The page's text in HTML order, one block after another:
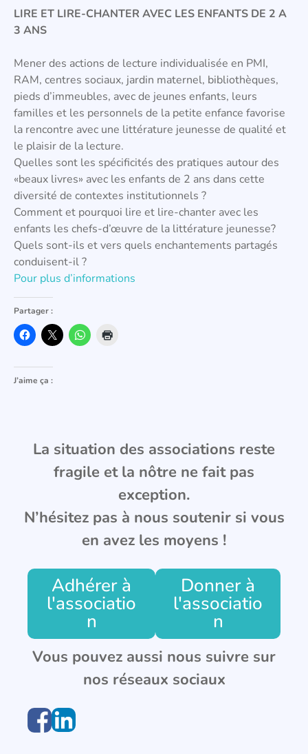
LIRE ET LIRE-CHANTER AVEC LES ENFANTS DE 2 A
3 ANS
Mener des actions de lecture individualisée en PMI,
RAM, centres sociaux, jardin maternel, bibliothèques,
pieds d’immeubles, avec de jeunes enfants, leurs
familles et les personnels de la petite enfance favorise
la rencontre avec une littérature jeunesse de qualité et
le plaisir de la lecture.
Quelles sont les spécificités des pratiques autour des
«beaux livres» avec les enfants de 2 ans dans cette
diversité de contextes institutionnels ?
Comment et pourquoi lire et lire-chanter avec les
enfants les chefs-d’œuvre de la littérature jeunesse?
Quels sont-ils et vers quels enchantements partagés
conduisent-il ?
Pour plus d’informations
Partager :
J’aime ça :
La situation des associations reste
fragile et la nôtre ne fait pas
exception.
N’hésitez pas à nous soutenir si vous
en avez les moyens !
Adhérer à
l'associatio
n
Donner à
l'associatio
n
Vous pouvez aussi nous suivre sur
nos réseaux sociaux